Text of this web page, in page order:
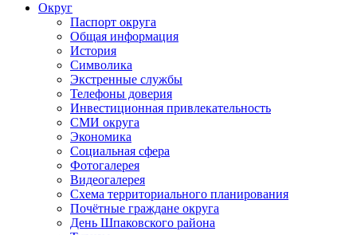
Округ
Паспорт округа
Общая информация
История
Символика
Экстренные службы
Телефоны доверия
Инвестиционная привлекательность
СМИ округа
Экономика
Социальная сфера
Фотогалерея
Видеогалерея
Схема территориального планирования
Почётные граждане округа
День Шпаковского района